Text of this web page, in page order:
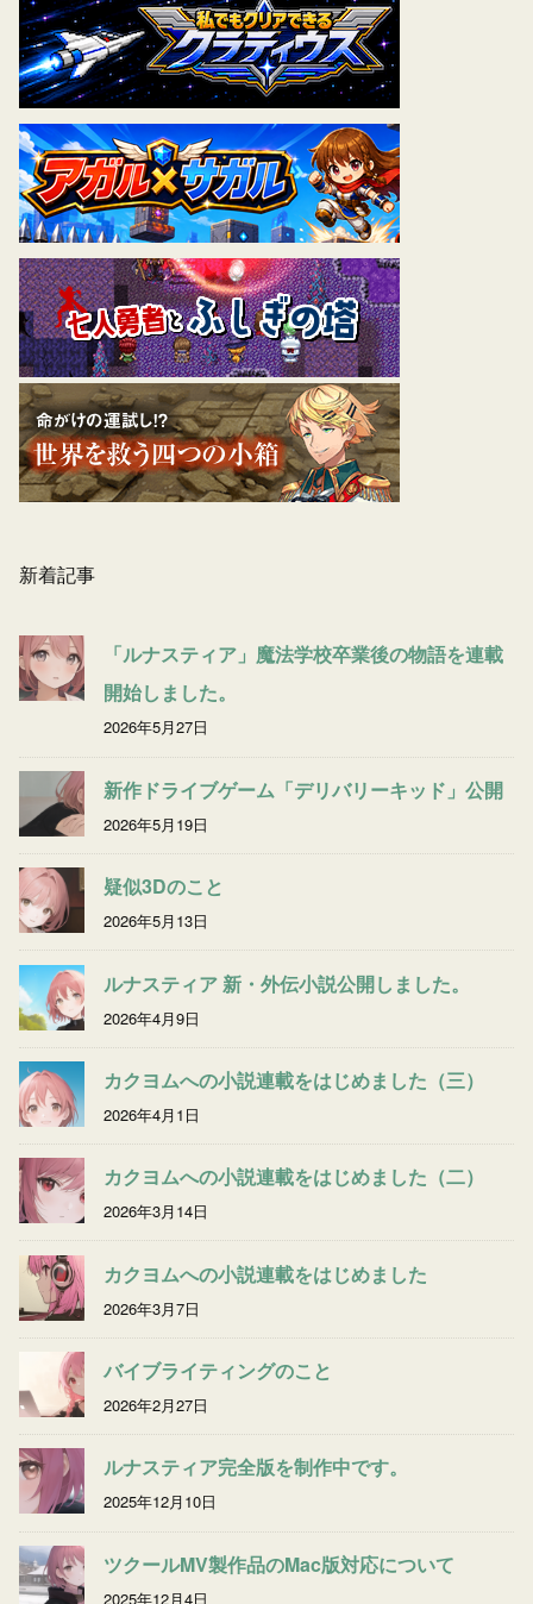
新着記事
「ルナスティア」魔法学校卒業後の物語を連載
開始しました。
2026年5月27日
新作ドライブゲーム「デリバリーキッド」公開
2026年5月19日
疑似3Dのこと
2026年5月13日
ルナスティア 新・外伝小説公開しました。
2026年4月9日
カクヨムへの小説連載をはじめました（三）
2026年4月1日
カクヨムへの小説連載をはじめました（二）
2026年3月14日
カクヨムへの小説連載をはじめました
2026年3月7日
バイブライティングのこと
2026年2月27日
ルナスティア完全版を制作中です。
2025年12月10日
ツクールMV製作品のMac版対応について
2025年12月4日